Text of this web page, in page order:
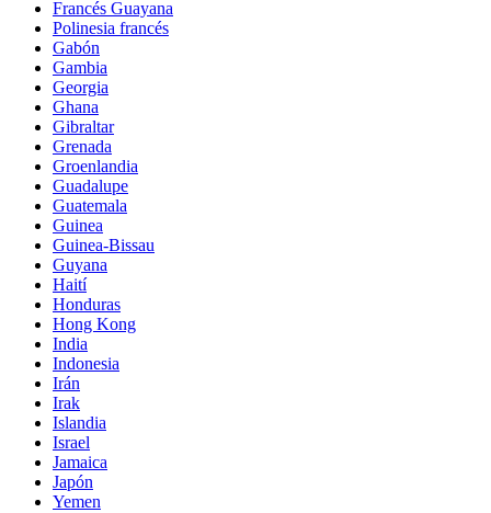
Francés Guayana
Polinesia francés
Gabón
Gambia
Georgia
Ghana
Gibraltar
Grenada
Groenlandia
Guadalupe
Guatemala
Guinea
Guinea-Bissau
Guyana
Haití
Honduras
Hong Kong
India
Indonesia
Irán
Irak
Islandia
Israel
Jamaica
Japón
Yemen